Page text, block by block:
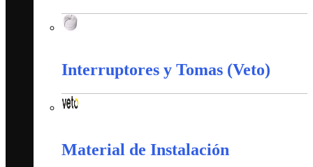
Interruptores y Tomas (Veto)
Material de Instalación